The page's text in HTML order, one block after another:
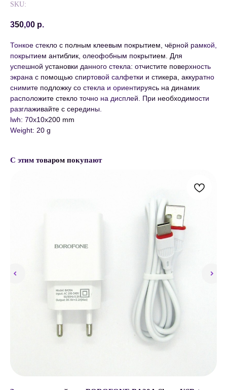
SKU:
350,00 р.
Тонкое стекло с полным клеевым покрытием, чёрной рамкой,
покрытием антиблик, олеофобным покрытием. Для
успешной установки данного стекла: отчистите поверхность
экрана с помощью спиртовой салфетки и стикера, аккуратно
снимите подложку со стекла и ориентируясь на динамик
расположите стекло точно на дисплей. При необходимости
разглаживайте с середины.
lwh: 70x10x200 mm
Weight: 20 g
С этим товаром покупают